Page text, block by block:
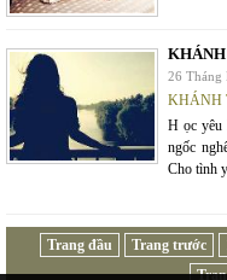
26 Tháng
KHÁNH
H ọc yêu
ngốc
Cho tình
Trang đầu Trang trước